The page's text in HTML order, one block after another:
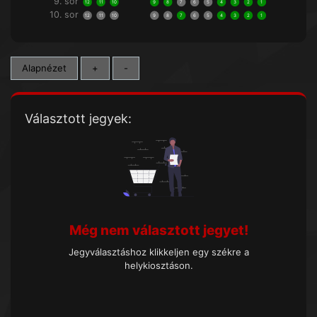
12 11 10 9 8 7 6 5 4 3 2 1
10. sor 12 11 10 9 8 7 6 5 4 3 2 1
Alapnézet + -
Választott jegyek:
Még nem választott jegyet!
Jegyválasztáshoz klikkeljen egy székre a
helykiosztáson.